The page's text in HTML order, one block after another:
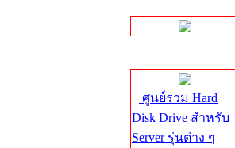
ศูนย์รวม Hard
Disk Drive สำหรับ
Server รุ่นต่าง ๆ